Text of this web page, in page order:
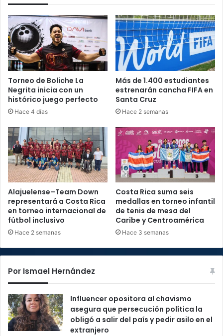
Torneo de Boliche La
Negrita inicia con un
histórico juego perfecto
Hace 4 días
Más de 1.400 estudiantes
estrenarán cancha FIFA en
Santa Cruz
Hace 2 semanas
Alajuelense–Team Down
representará a Costa Rica
en torneo internacional de
fútbol inclusivo
Hace 2 semanas
Costa Rica suma seis
medallas en torneo infantil
de tenis de mesa del
Caribe y Centroamérica
Hace 3 semanas
Por Ismael Hernández
Influencer opositora al chavismo
asegura que persecución política la
obligó a salir del país y pedir asilo en el
extranjero